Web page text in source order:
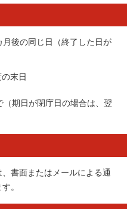
後の同じ日（終了した日が
末日
期日が閉庁日の場合は、翌
書面またはメールによる通
。